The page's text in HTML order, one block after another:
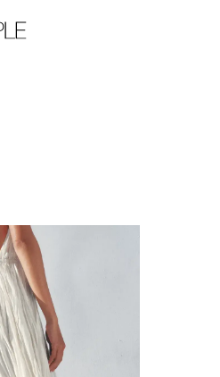
Элемент изображение 1 из 3.